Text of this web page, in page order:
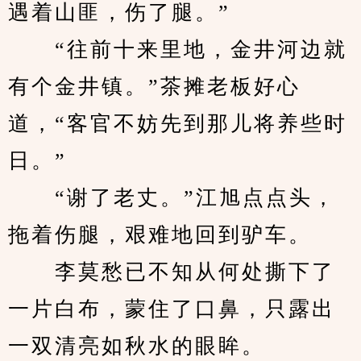
遇着山匪，伤了腿。”
“往前十来里地，金井河边就
有个金井镇。”茶摊老板好心
道，“客官不妨先到那儿将养些时
日。”
“谢了老丈。”江旭点点头，
拖着伤腿，艰难地回到驴车。
李莫愁已不知从何处撕下了
一片白布，蒙住了口鼻，只露出
一双清亮如秋水的眼眸。